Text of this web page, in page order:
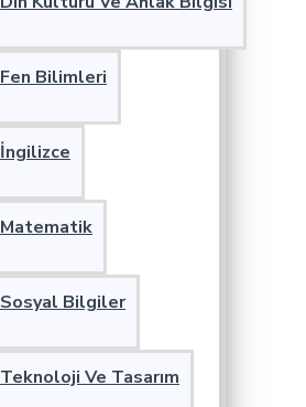
Fen Bilimleri
İngilizce
Matematik
Sosyal Bilgiler
Teknoloji Ve Tasarım